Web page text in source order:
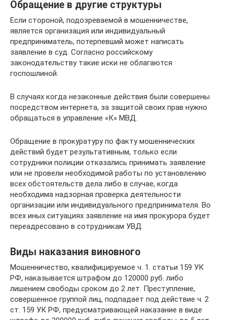
Обращение в другие структуры
Если стороной, подозреваемой в мошенничестве,
является организация или индивидуальный
предприниматель, потерпевший может написать
заявление в суд. Согласно российскому
законодательству такие иски не облагаются
госпошлиной.
В случаях когда незаконные действия были совершены
посредством интернета, за защитой своих прав нужно
обращаться в управление «К» МВД.
Обращение в прокуратуру по факту мошеннических
действий будет результативным, только если
сотрудники полиции отказались принимать заявление
или не провели необходимой работы по установлению
всех обстоятельств дела либо в случае, когда
необходима надзорная проверка деятельности
организации или индивидуального предпринимателя. Во
всех иных ситуациях заявление на имя прокурора будет
переадресовано в сотрудникам УВД.
Виды наказания виновного
Мошенничество, квалифицируемое ч. 1. статьи 159 УК
РФ, наказывается штрафом до 120000 руб. либо
лишением свободы сроком до 2 лет. Преступление,
совершенное группой лиц, подпадает под действие ч. 2
ст. 159 УК РФ, предусматривающей наказание в виде